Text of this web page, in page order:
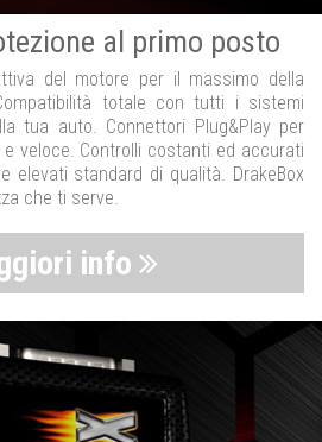
al primo posto
del motore per il massimo della
totale con tutti i sistemi
tua auto. Connettori Plug&Play per
e veloce. Controlli costanti ed accurati
elevati standard di qualità. DrakeBox
che ti serve.
info